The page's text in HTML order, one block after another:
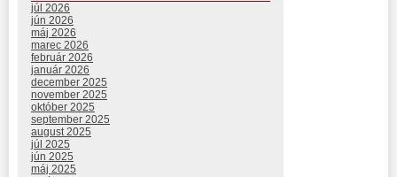
júl 2026
jún 2026
máj 2026
marec 2026
február 2026
január 2026
december 2025
november 2025
október 2025
september 2025
august 2025
júl 2025
jún 2025
máj 2025